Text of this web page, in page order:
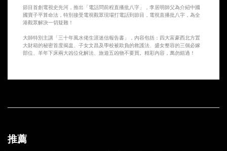
節目首創電視史先河，推出「電話問前程直播批八字」，李居明師父為介紹中國
國寶子平算命法，特別接受電視觀眾現場打電話到節目，電視直播批八字，為全
港觀眾解決一切疑難！
大師特別主講「三十年風水佬生涯迷信報告書」，內容包括：四大富豪西北方置
大財箱的秘密首度揭盅、子女文昌及學校被欺負的救護法、盛女整容的三個必嫁
部位、羊年下床兩大凶位化解法、旅遊五凶物不要買。精彩內容，萬勿錯過！
推薦